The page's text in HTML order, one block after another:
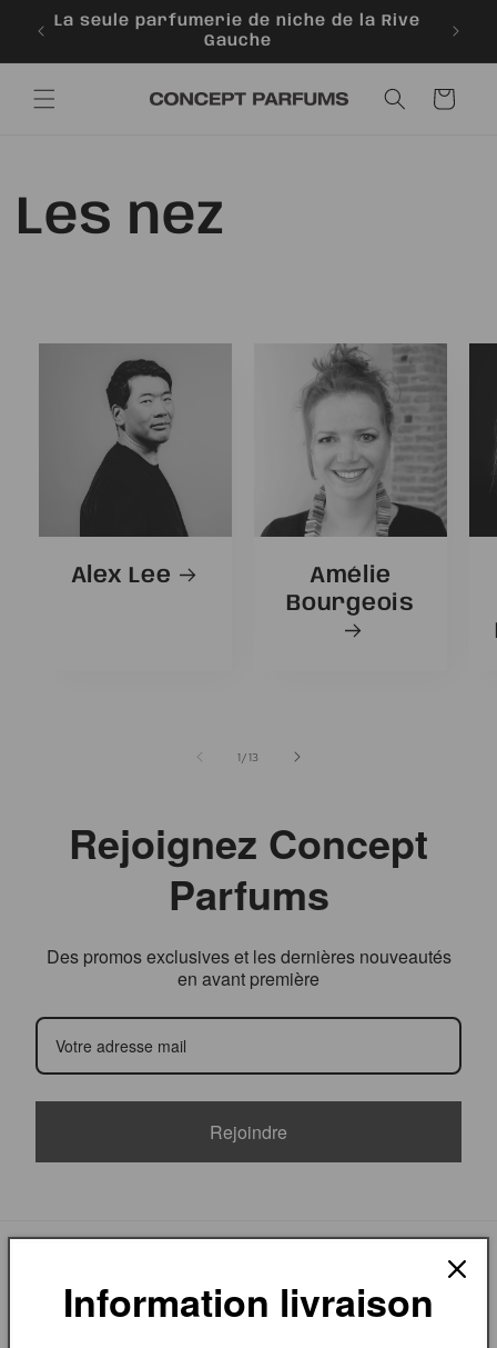
passer
contenu
La seule parfumerie de niche de la Rive
Gauche
Panier
Les nez
Alex Lee
Amélie
Bourgeois
1 /de
13
Rejoignez Concept
Parfums
Des promos exclusives et les dernières nouveautés
en avant première
Rejoindre
Information livraison